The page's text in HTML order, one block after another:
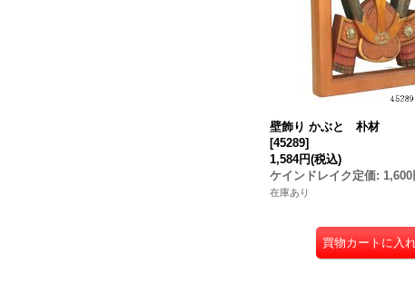
壁飾り かぶと 朴材
[45289]
1,584円(税込)
ケインドレイク定価: 1,600
在庫あり